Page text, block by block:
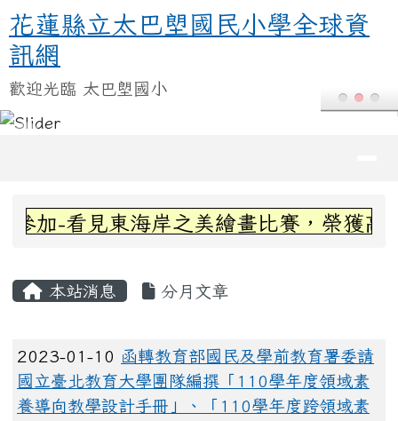
跳至主內容區
花蓮縣立太巴塱國民小學全球資訊
花蓮縣立太巴塱國民小學全球資
訊網
歡迎光臨 太巴塱國小
上中區域內容
-看見東海岸之美繪畫比賽，榮獲高年
本站消息 分月文章
文章列表
2023-01-10 函轉教育部國民及學前教育署委請
國立臺北教育大學團隊編撰「110學年度領域素
養導向教學設計手冊」、「110學年度跨領域素